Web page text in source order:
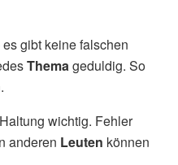
es gibt keine falschen
Themageduldig. So
wichtig. Fehler
anderen Leuten können